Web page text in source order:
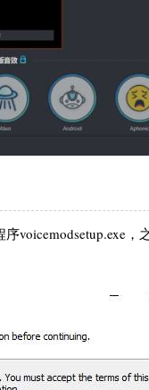
voicemodsetup.exe，